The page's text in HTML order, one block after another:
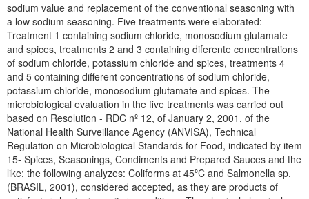
sodium value and replacement of the conventional seasoning with
a low sodium seasoning. Five treatments were elaborated:
Treatment 1 containing sodium chloride, monosodium glutamate
and spices, treatments 2 and 3 containing diferente concentrations
of sodium chloride, potassium chloride and spices, treatments 4
and 5 containing different concentrations of sodium chloride,
potassium chloride, monosodium glutamate and spices. The
microbiological evaluation in the five treatments was carried out
based on Resolution - RDC nº 12, of January 2, 2001, of the
National Health Surveillance Agency (ANVISA), Technical
Regulation on Microbiological Standards for Food, indicated by item
15- Spices, Seasonings, Condiments and Prepared Sauces and the
like; the following analyzes: Coliforms at 45ºC and Salmonella sp.
(BRASIL, 2001), considered accepted, as they are products of